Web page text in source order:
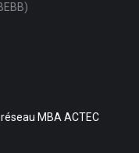
MBA ACTEC